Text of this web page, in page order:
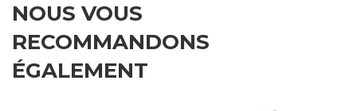
NOUS VOUS
RECOMMANDONS
ÉGALEMENT